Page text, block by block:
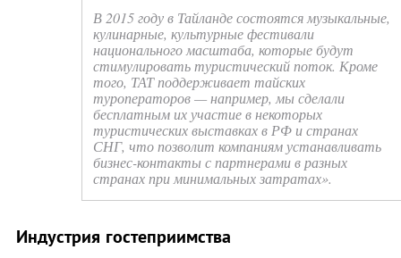
В 2015 году в Тайланде состоятся музыкальные,
кулинарные, культурные фестивали
национального масштаба, которые будут
стимулировать туристический поток. Кроме
того, ТАТ поддерживает тайских
туроператоров — например, мы сделали
бесплатным их участие в некоторых
туристических выставках в РФ и странах
СНГ, что позволит компаниям устанавливать
бизнес-контакты с партнерами в разных
странах при минимальных затратах».
Индустрия гостеприимства